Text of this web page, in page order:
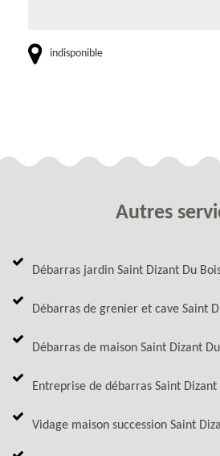
indisponible
Autres
Débarras jardin Saint Dizant Du
Débarras de grenier et cave Saint
Débarras de maison Saint Dizant
Entreprise de débarras Saint Dizant
Vidage maison succession Saint